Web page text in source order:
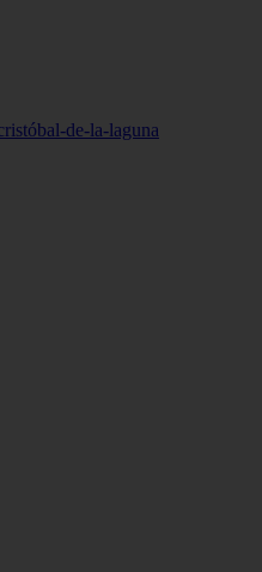
de-la-laguna